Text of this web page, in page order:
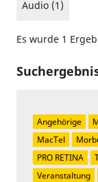
Audio (1)
Es wurde 1
Angehörige
MacTel
PRO RETINA
Veranstaltung